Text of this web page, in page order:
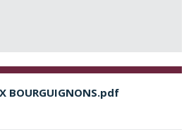
BOURGUIGNONS.pdf